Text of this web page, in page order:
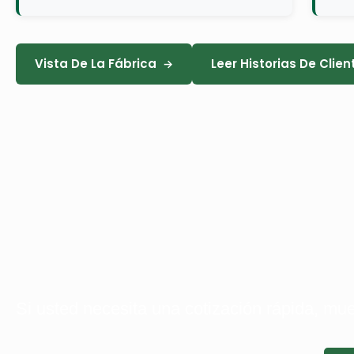
Vista De La Fábrica Leer Historias De